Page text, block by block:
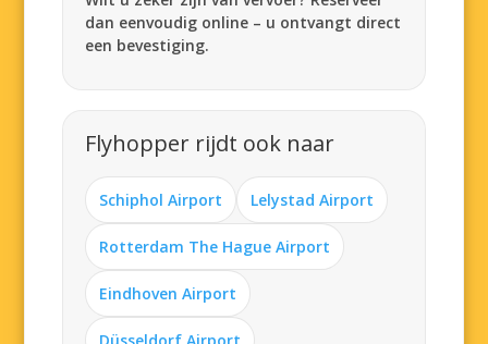
dan eenvoudig online – u ontvangt direct
een bevestiging.
Flyhopper rijdt ook naar
Schiphol Airport Lelystad Airport
Rotterdam The Hague Airport
Eindhoven Airport